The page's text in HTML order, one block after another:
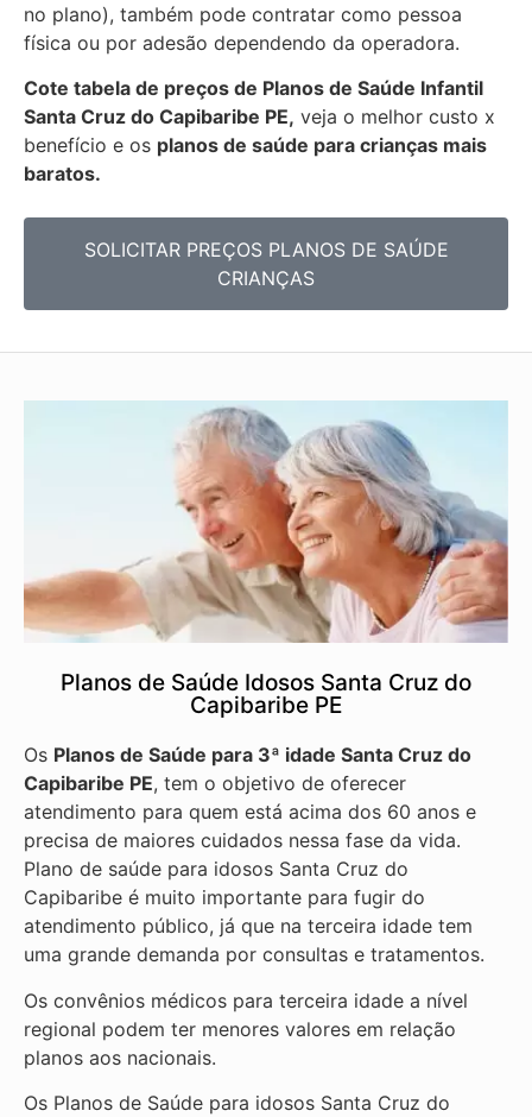
no plano), também pode contratar como pessoa
física ou por adesão dependendo da operadora.
Cote tabela de preços de Planos de Saúde Infantil
Santa Cruz do Capibaribe PE, veja o melhor custo x
benefício e os planos de saúde para crianças mais
baratos.
SOLICITAR PREÇOS PLANOS DE SAÚDE
CRIANÇAS
Planos de Saúde Idosos Santa Cruz do
Capibaribe PE
Os Planos de Saúde para 3ª idade Santa Cruz do
Capibaribe PE, tem o objetivo de oferecer
atendimento para quem está acima dos 60 anos e
precisa de maiores cuidados nessa fase da vida.
Plano de saúde para idosos Santa Cruz do
Capibaribe é muito importante para fugir do
atendimento público, já que na terceira idade tem
uma grande demanda por consultas e tratamentos.
Os convênios médicos para terceira idade a nível
regional podem ter menores valores em relação
planos aos nacionais.
Os Planos de Saúde para idosos Santa Cruz do